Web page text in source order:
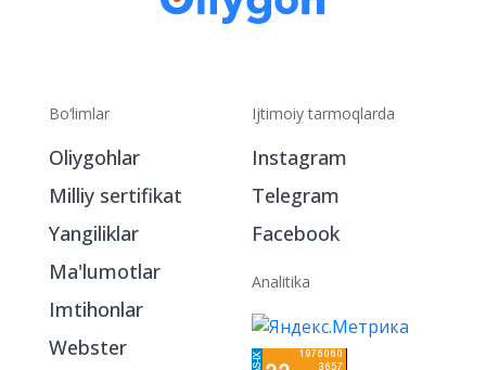
Bo‘limlar Ijtimoiy tarmoqlarda
Instagram
Telegram